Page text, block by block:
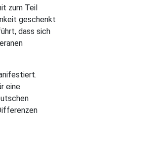
zum Teil
geschenkt
dass sich
eine